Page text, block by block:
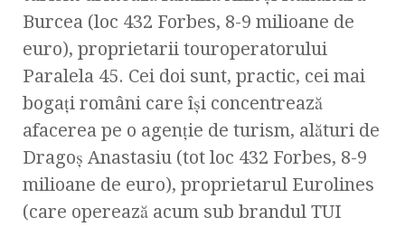
Burcea (loc 432 Forbes, 8-9 milioane de
euro), proprietarii touroperatorului
Paralela 45. Cei doi sunt, practic, cei mai
bogaţi români care îşi concentrează
afacerea pe o agenţie de turism, alături de
Dragoş Anastasiu (tot loc 432 Forbes, 8-9
milioane de euro), proprietarul Eurolines
(care operează acum sub brandul TUI